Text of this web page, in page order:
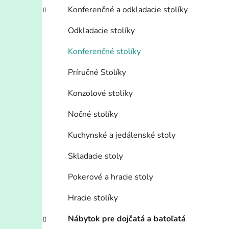
Konferenčné a odkladacie stolíky
Odkladacie stolíky
Konferenčné stolíky
Príručné Stolíky
Konzolové stolíky
Nočné stolíky
Kuchynské a jedálenské stoly
Skladacie stoly
Pokerové a hracie stoly
Hracie stolíky
Nábytok pre dojčatá a batoľatá